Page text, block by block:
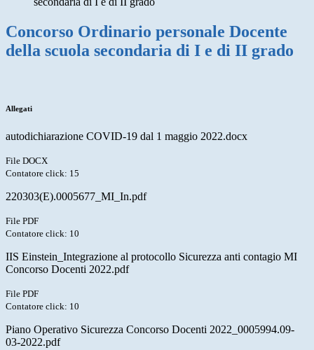
Concorso Ordinario personale Docente
della scuola secondaria di I e di II grado
Allegati
autodichiarazione COVID-19 dal 1 maggio 2022.docx
File DOCX
Contatore click: 15
220303(E).0005677_MI_In.pdf
File PDF
Contatore click: 10
IIS Einstein_Integrazione al protocollo Sicurezza anti contagio MI
Concorso Docenti 2022.pdf
File PDF
Contatore click: 10
Piano Operativo Sicurezza Concorso Docenti 2022_0005994.09-
03-2022.pdf